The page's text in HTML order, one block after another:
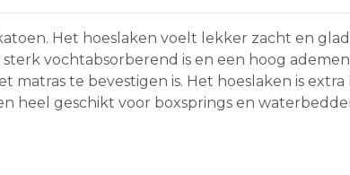
Het hoeslaken voelt lekker zacht en
vochtabsorberend is en een hoog
te bevestigen is. Het hoeslaken is
heel geschikt voor boxsprings en